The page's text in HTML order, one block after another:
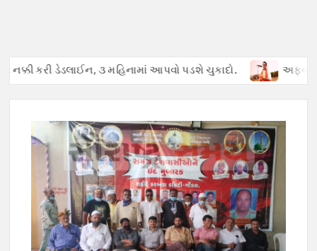
ડેડલાઈન, ૩ મહિનામાં આપવો પડશે ચુકાદો. અફવાઓથી હડકંપ :